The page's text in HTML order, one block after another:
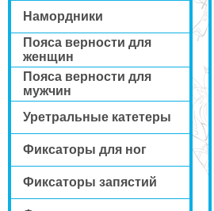
Намордники
Пояса верности для
женщин
Пояса верности для
мужчин
Уретральные катетеры
Фиксаторы для ног
Фиксаторы запястий